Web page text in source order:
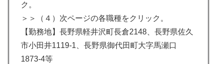
ク。
＞＞（４）次ページの各職種をクリック。
【勤務地】長野県軽井沢町長倉2148、長野県佐久
市小田井1119-1、長野県御代田町大字馬瀬口
1873-4等